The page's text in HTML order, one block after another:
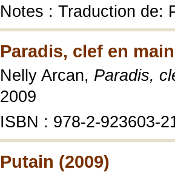
Notes : Traduction de:
Paradis, clef en
Nelly Arcan, Paradis,
2009
ISBN : 978-2-923603-
Putain (2009)